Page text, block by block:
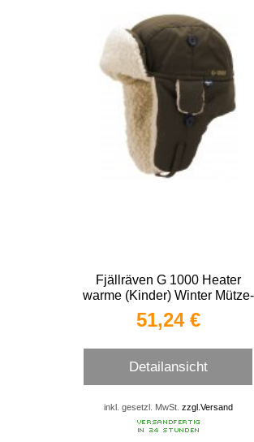
Fjällräven G 1000 Heater
warme (Kinder) Winter Mütze-
Erwachsenen Gr. "S"
51,24 €
Detailansicht
inkl. gesetzl. MwSt. zzgl.Versand